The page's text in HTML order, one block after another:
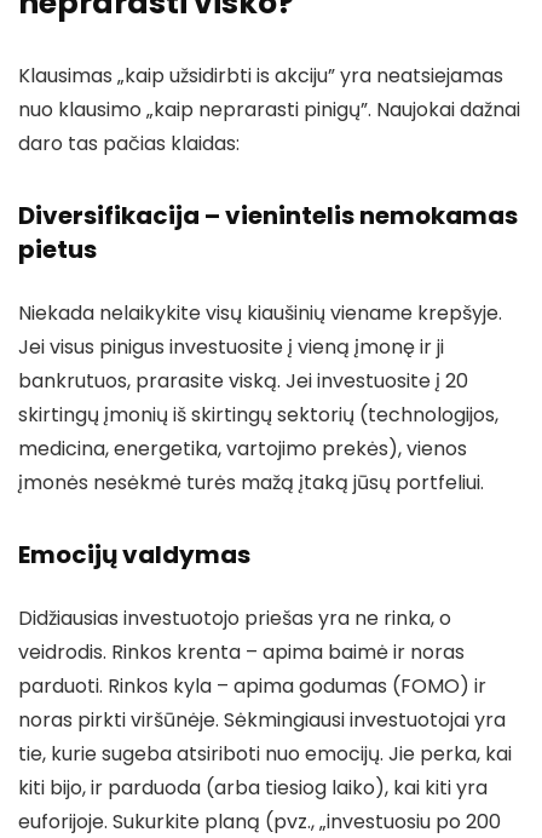
Klausimas „kaip užsidirbti is akciju” yra neatsiejamas
nuo klausimo „kaip neprarasti pinigų”. Naujokai dažnai
daro tas pačias klaidas:
Diversifikacija – vienintelis nemokamas
pietus
Niekada nelaikykite visų kiaušinių viename krepšyje.
Jei visus pinigus investuosite į vieną įmonę ir ji
bankrutuos, prarasite viską. Jei investuosite į 20
skirtingų įmonių iš skirtingų sektorių (technologijos,
medicina, energetika, vartojimo prekės), vienos
įmonės nesėkmė turės mažą įtaką jūsų portfeliui.
Emocijų valdymas
Didžiausias investuotojo priešas yra ne rinka, o
veidrodis. Rinkos krenta – apima baimė ir noras
parduoti. Rinkos kyla – apima godumas (FOMO) ir
noras pirkti viršūnėje. Sėkmingiausi investuotojai yra
tie, kurie sugeba atsiriboti nuo emocijų. Jie perka, kai
kiti bijo, ir parduoda (arba tiesiog laiko), kai kiti yra
euforijoje. Sukurkite planą (pvz., „investuosiu po 200